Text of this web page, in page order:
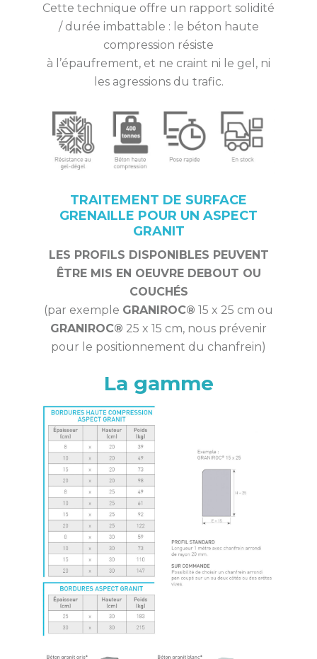
Cette technique offre un rapport solidité
/ durée imbattable : le béton haute
compression résiste
à l’épaufrement, et ne craint ni le gel, ni
les agressions du trafic.
TRAITEMENT DE SURFACE
GRENAILLE POUR UN ASPECT
GRANIT
LES PROFILS DISPONIBLES PEUVENT
ÊTRE MIS EN OEUVRE DEBOUT OU
COUCHÉS
(par exemple GRANIROC® 15 x 25 cm ou
GRANIROC® 25 x 15 cm, nous prévenir
pour le positionnement du chanfrein)
La gamme